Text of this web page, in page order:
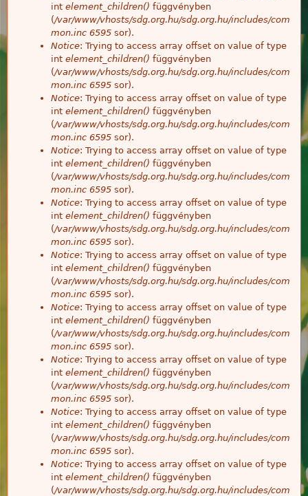
int element_children() függvényben
(/var/www/vhosts/sdg.org.hu/sdg.org.hu/includes/com
mon.inc 6595 sor).
Notice: Trying to access array offset on value of type
int element_children() függvényben
(/var/www/vhosts/sdg.org.hu/sdg.org.hu/includes/com
mon.inc 6595 sor).
Notice: Trying to access array offset on value of type
int element_children() függvényben
(/var/www/vhosts/sdg.org.hu/sdg.org.hu/includes/com
mon.inc 6595 sor).
Notice: Trying to access array offset on value of type
int element_children() függvényben
(/var/www/vhosts/sdg.org.hu/sdg.org.hu/includes/com
mon.inc 6595 sor).
Notice: Trying to access array offset on value of type
int element_children() függvényben
(/var/www/vhosts/sdg.org.hu/sdg.org.hu/includes/com
mon.inc 6595 sor).
Notice: Trying to access array offset on value of type
int element_children() függvényben
(/var/www/vhosts/sdg.org.hu/sdg.org.hu/includes/com
mon.inc 6595 sor).
Notice: Trying to access array offset on value of type
int element_children() függvényben
(/var/www/vhosts/sdg.org.hu/sdg.org.hu/includes/com
mon.inc 6595 sor).
Notice: Trying to access array offset on value of type
int element_children() függvényben
(/var/www/vhosts/sdg.org.hu/sdg.org.hu/includes/com
mon.inc 6595 sor).
Notice: Trying to access array offset on value of type
int element_children() függvényben
(/var/www/vhosts/sdg.org.hu/sdg.org.hu/includes/com
mon.inc 6595 sor).
Notice: Trying to access array offset on value of type
int element_children() függvényben
(/var/www/vhosts/sdg.org.hu/sdg.org.hu/includes/com